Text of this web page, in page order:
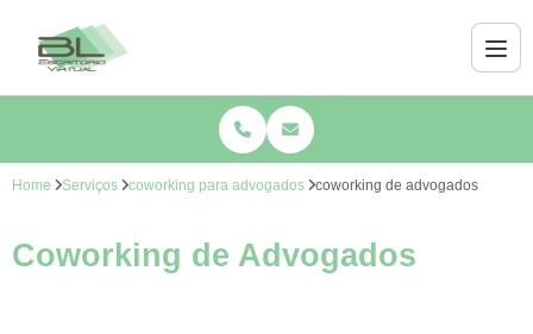
Home Serviços coworking para advogados coworking de advogados
Coworking de Advogados